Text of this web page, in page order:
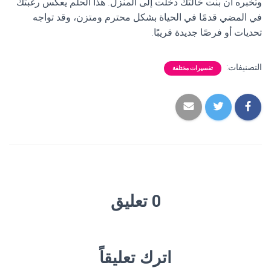
في المضي قدمًا في الحياة بشكل محترم ومتزن، وقد تواجه
تحديات أو فرصًا جديدة قريبًا.
التصنيفات: تفسيرات مختلفة
0 تعليق
اترك تعليقاً